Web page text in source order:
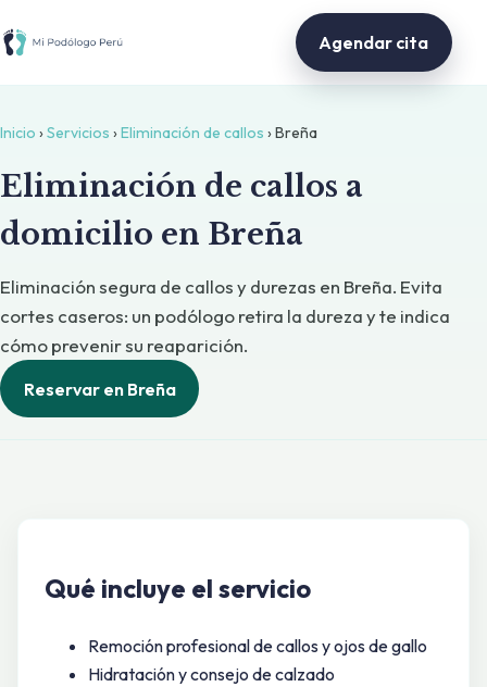
Agendar cita
Inicio ›Servicios ›Eliminación de callos › Breña
Eliminación de callos a
domicilio en Breña
Eliminación segura de callos y durezas en Breña. Evita
cortes caseros: un podólogo retira la dureza y te indica
cómo prevenir su reaparición.
Reservar en Breña
Qué incluye el servicio
Remoción profesional de callos y ojos de gallo
Hidratación y consejo de calzado